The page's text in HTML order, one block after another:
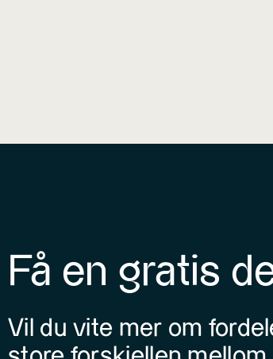
Få en gratis
Vil du vite mer om